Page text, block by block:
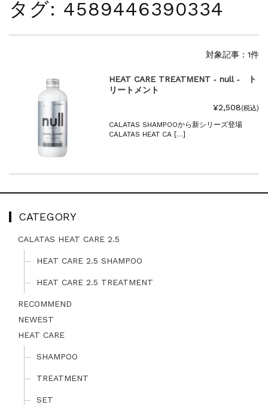
NEWS
2025.7.15
NEWS
2025.4.28
夏季休暇に伴う配送休業のお知らせ...
2026.4.23
ゴールデンウィーク期間中の発送につきまし...
2025.11.18
年末年始休暇のご案内...
2025.7.15
ゴールデンウィーク期間中の商品発送とカス...
タグ: 4589446390334
対象記事：1件
HEAT CARE TREATMENT ‐ null ‐ ト
リートメント
¥2,508(税込)
CALATAS SHAMPOOから新シリーズ登場
CALATAS HEAT CA […]
CATEGORY
CALATAS HEAT CARE 2.5
HEAT CARE 2.5 SHAMPOO
HEAT CARE 2.5 TREATMENT
RECOMMEND
NEWEST
HEAT CARE
SHAMPOO
TREATMENT
SET